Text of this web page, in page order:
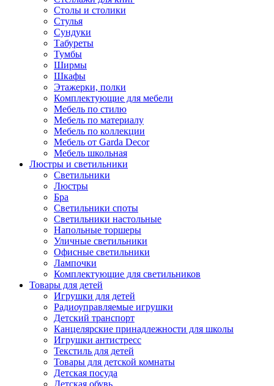
Столы и столики
Стулья
Сундуки
Табуреты
Тумбы
Ширмы
Шкафы
Этажерки, полки
Комплектующие для мебели
Мебель по стилю
Мебель по материалу
Мебель по коллекции
Мебель от Garda Decor
Мебель школьная
Люстры и светильники
Светильники
Люстры
Бра
Светильники споты
Светильники настольные
Напольные торшеры
Уличные светильники
Офисные светильники
Лампочки
Комплектующие для светильников
Товары для детей
Игрушки для детей
Радиоуправляемые игрушки
Детский транспорт
Канцелярские принадлежности для школы
Игрушки антистресс
Текстиль для детей
Товары для детской комнаты
Детская посуда
Детская обувь